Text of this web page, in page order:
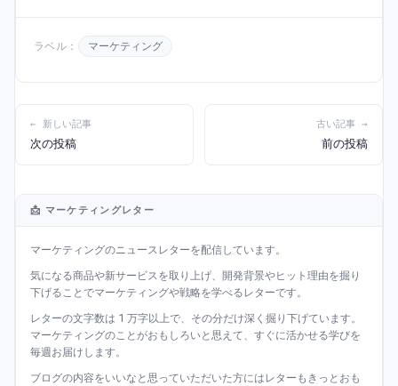
ラベル： マーケティング
← 新しい記事
次の投稿
古い記事 →
前の投稿
📩 マーケティングレター
マーケティングのニュースレターを配信しています。
気になる商品や新サービスを取り上げ、開発背景やヒット理由を掘り
下げることでマーケティングや戦略を学べるレターです。
レターの文字数は 1 万字以上で、その分だけ深く掘り下げています。
マーケティングのことがおもしろいと思えて、すぐに活かせる学びを
毎週お届けします。
ブログの内容をいいなと思っていただいた方にはレターもきっとおも